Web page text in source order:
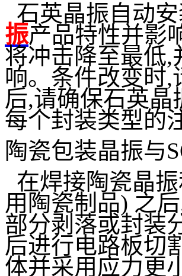
石英晶振自动
振产品特性并影
将冲击降至最低,
响。条件改变时
后,请确保石英
每个封装类型的
陶瓷包装晶振与
在焊接陶瓷晶
用陶瓷制品) 之
部分剥落或封装
后进行电路板切
体并采用应力更